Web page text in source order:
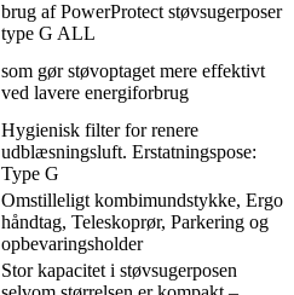
brug af PowerProtect støvsugerposer
type G ALL
som gør støvoptaget mere effektivt
ved lavere energiforbrug
Hygienisk filter for renere
udblæsningsluft. Erstatningspose:
Type G
Omstilleligt kombimundstykke, Ergo
håndtag, Teleskoprør, Parkering og
opbevaringsholder
Stor kapacitet i støvsugerposen